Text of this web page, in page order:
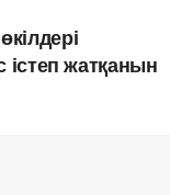
істеп жатқанын